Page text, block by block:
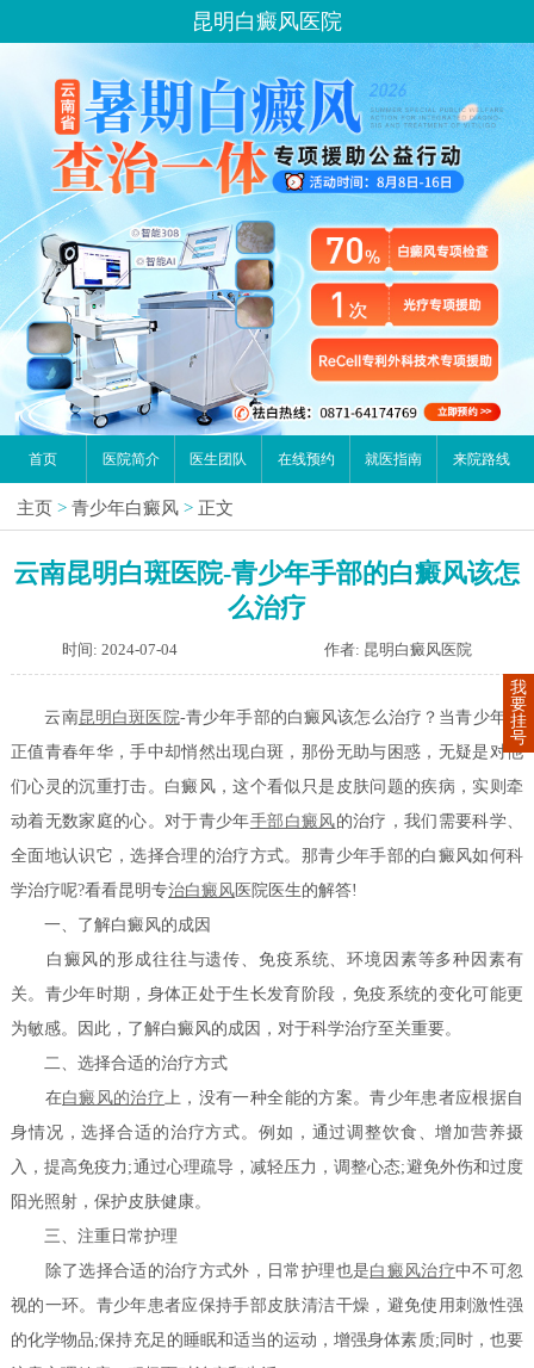
昆明白癜风医院
首页 医院简介 医生团队 在线预约 就医指南 来院路线
主页 > 青少年白癜风 > 正文
云南昆明白斑医院-青少年手部的白癜风该怎
么治疗
时间: 2024-07-04 作者: 昆明白癜风医院
云南昆明白斑医院-青少年手部的白癜风该怎么治疗？当青少年们
正值青春年华，手中却悄然出现白斑，那份无助与困惑，无疑是对他
们心灵的沉重打击。白癜风，这个看似只是皮肤问题的疾病，实则牵
动着无数家庭的心。对于青少年手部白癜风的治疗，我们需要科学、
全面地认识它，选择合理的治疗方式。那青少年手部的白癜风如何科
学治疗呢?看看昆明专治白癜风 医院医生的解答!
一、了解白癜风的成因
白癜风的形成往往与遗传、免疫系统、环境因素等多种因素有
关。青少年时期，身体正处于生长发育阶段，免疫系统的变化可能更
为敏感。因此，了解白癜风的成因，对于科学治疗至关重要。
二、选择合适的治疗方式
在白癜风的治疗上，没有一种全能的方案。青少年患者应根据自
身情况，选择合适的治疗方式。例如，通过调整饮食、增加营养摄
入，提高免疫力;通过心理疏导，减轻压力，调整心态;避免外伤和过度
阳光照射，保护皮肤健康。
三、注重日常护理
除了选择合适的治疗方式外，日常护理也是白癜风治疗中不可忽
视的一环。青少年患者应保持手部皮肤清洁干燥，避免使用刺激性强
的化学物品;保持充足的睡眠和适当的运动，增强身体素质;同时，也要
我
要
挂
号